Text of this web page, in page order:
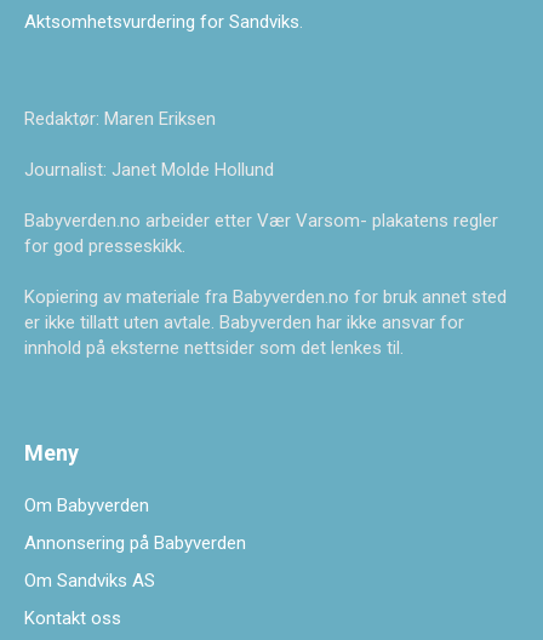
Aktsomhetsvurdering for Sandviks.
Redaktør: Maren Eriksen
Journalist: Janet Molde Hollund
Babyverden.no arbeider etter Vær Varsom- plakatens regler
for god presseskikk.
Kopiering av materiale fra Babyverden.no for bruk annet sted
er ikke tillatt uten avtale. Babyverden har ikke ansvar for
innhold på eksterne nettsider som det lenkes til.
Meny
Om Babyverden
Annonsering på Babyverden
Om Sandviks AS
Kontakt oss